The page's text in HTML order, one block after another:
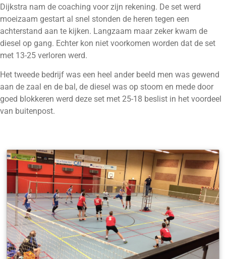
Dijkstra nam de coaching voor zijn rekening. De set werd
moeizaam gestart al snel stonden de heren tegen een
achterstand aan te kijken. Langzaam maar zeker kwam de
diesel op gang. Echter kon niet voorkomen worden dat de set
met 13-25 verloren werd.
Het tweede bedrijf was een heel ander beeld men was gewend
aan de zaal en de bal, de diesel was op stoom en mede door
goed blokkeren werd deze set met 25-18 beslist in het voordeel
van buitenpost.